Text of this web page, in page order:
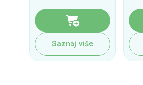
Saznaj više